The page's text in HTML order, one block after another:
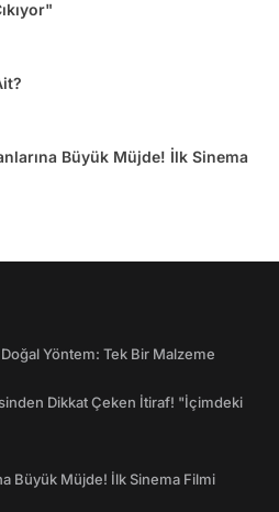
Büyük Müjde! İlk Sinema
Yöntem: Tek Bir Malzeme
Dikkat Çeken İtiraf! "İçimdeki
Büyük Müjde! İlk Sinema Filmi